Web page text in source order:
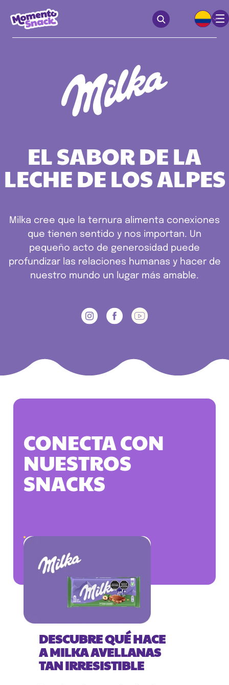
EL SABOR DE LA
LECHE DE LOS ALPES
Milka cree que la ternura alimenta conexiones
que tienen sentido y nos importan. Un
pequeño acto de generosidad puede
profundizar las relaciones humanas y hacer de
nuestro mundo un lugar más amable.
CONECTA CON
NUESTROS
SNACKS
DESCUBRE QUÉ HACE
A MILKA AVELLANAS
TAN IRRESISTIBLE